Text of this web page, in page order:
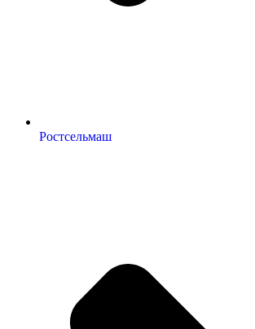
Ростсельмаш